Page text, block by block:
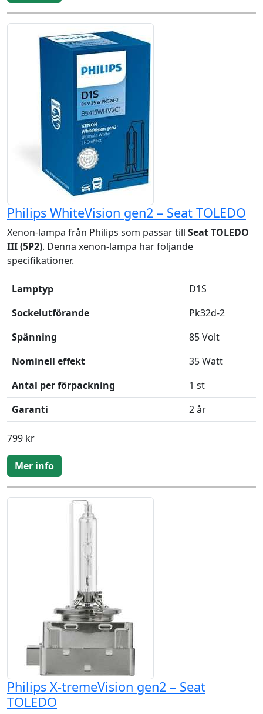
Philips WhiteVision gen2 – Seat TOLEDO
Xenon-lampa från Philips som passar till Seat TOLEDO
III (5P2). Denna xenon-lampa har följande
specifikationer.
Lamptyp
D1S
Sockelutförande
Pk32d-2
Spänning
85 Volt
Nominell effekt
35 Watt
Antal per förpackning
1 st
Garanti
2 år
799 kr
Mer info
Philips X-tremeVision gen2 – Seat
TOLEDO